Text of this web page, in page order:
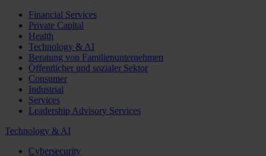
Financial Services
Private Capital
Health
Technology & AI
Beratung von Familienunternehmen
Öffentlicher und sozialer Sektor
Consumer
Industrial
Services
Leadership Advisory Services
Technology & AI
Cybersecurity